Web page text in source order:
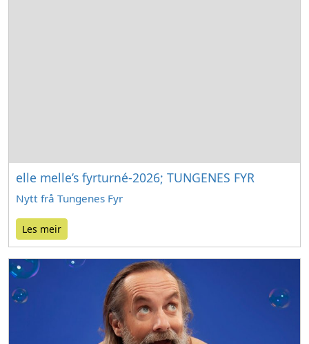
elle melle’s fyrturné-2026; TUNGENES FYR
Nytt frå Tungenes Fyr
Les meir